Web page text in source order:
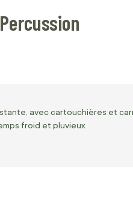
avec cartouchières et
froid et pluvieux